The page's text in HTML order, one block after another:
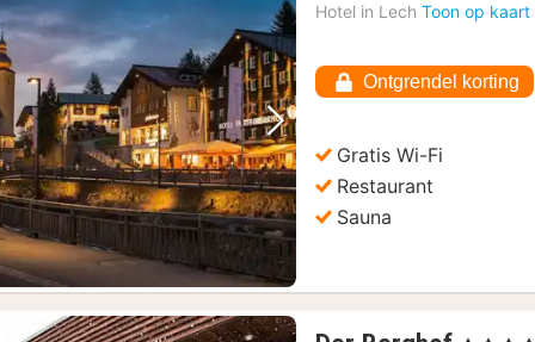
Vorige foto Volgende foto
Hotel in Lech Toon op kaart
Ontgrendel korting
Gratis Wi-Fi
Restaurant
Sauna